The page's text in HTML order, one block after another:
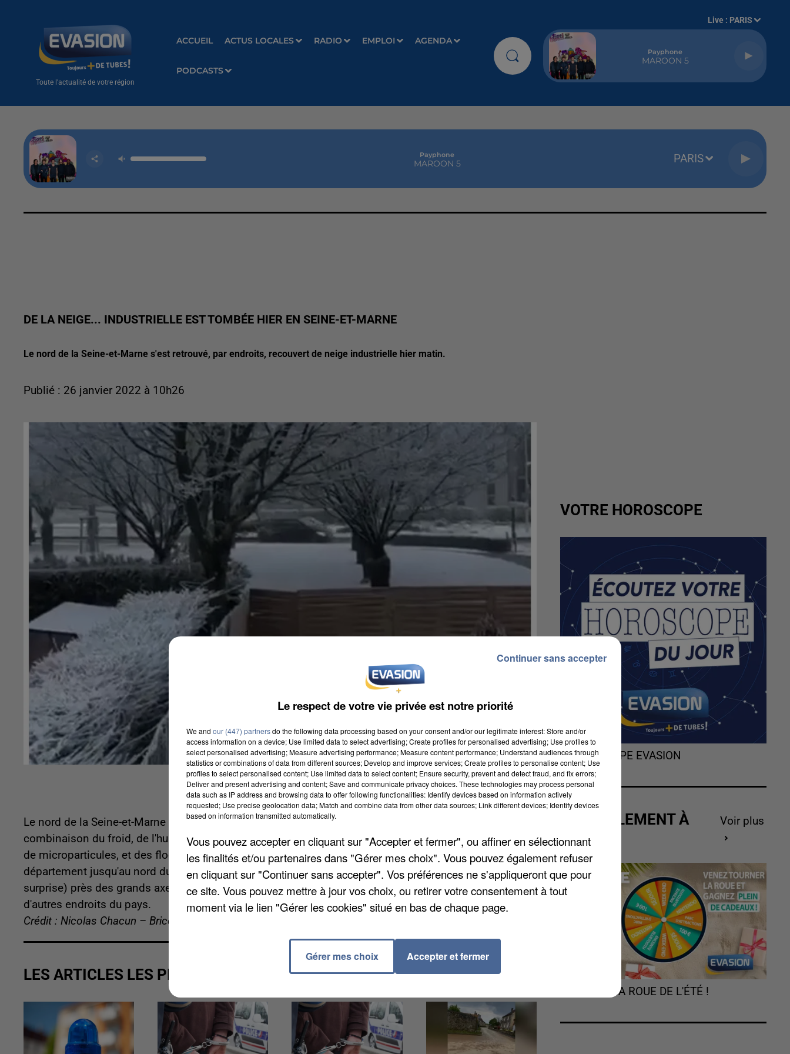
Toute l'actualité de votre région
ACCUEIL ACTUS LOCALES RADIO EMPLOI AGENDA
PODCASTS
Live : PARIS
Payphone
MAROON 5
Payphone
MAROON 5 PARIS
DE LA NEIGE... INDUSTRIELLE EST TOMBÉE HIER EN SEINE-ET-MARNE
Le nord de la Seine-et-Marne s'est retrouvé, par endroits, recouvert de neige industrielle hier matin.
Publié : 26 janvier 2022 à 10h26
Le nord de la Seine-et-Marne s'est retrouvé, par endroits, recouvert de neige industrielle hier matin. Une
combinaison du froid, de l'humidité mais aussi de la pollution. En fait, les cristaux se forment autour
de microparticules, et des flocons se mettent à tomber. Le phénomène a été constaté su sud du
département jusqu'au nord du département voisin de l'Oise en fait. Plus particulièrement (et sans
surprise) près des grands axes routiers et des zones industrielles ou logistiques. Ce fut le cas aussi à
d'autres endroits du pays.
Crédit : Nicolas Chacun – Brice Charrier
LES ARTICLES LES PLUS VUS
VOTRE HOROSCOPE
L'HOROSCOPE EVASION
ACTUELLEMENT À
GAGNER
Voir plus
TOURNEZ LA ROUE DE L'ÉTÉ !
Le respect de votre vie privée est notre priorité
We and our (447) partnersdo the following data processing based on your consent and/or our legitimate interest: Store and/or
access information on a device; Use limited data to select advertising; Create profiles for personalised advertising; Use profiles to
select personalised advertising; Measure advertising performance; Measure content performance; Understand audiences through
statistics or combinations of data from different sources; Develop and improve services; Create profiles to personalise content; Use
profiles to select personalised content; Use limited data to select content; Ensure security, prevent and detect fraud, and fix errors;
Deliver and present advertising and content; Save and communicate privacy choices. These technologies may process personal
data such as IP address and browsing data to offer following functionalities: Identify devices based on information actively
requested; Use precise geolocation data; Match and combine data from other data sources; Link different devices; Identify devices
based on information transmitted automatically.
Vous pouvez accepter en cliquant sur "Accepter et fermer", ou affiner en sélectionnant
les finalités et/ou partenaires dans "Gérer mes choix". Vous pouvez également refuser
en cliquant sur "Continuer sans accepter". Vos préférences ne s'appliqueront que pour
ce site. Vous pouvez mettre à jour vos choix, ou retirer votre consentement à tout
moment via le lien "Gérer les cookies" situé en bas de chaque page.
Gérer mes choix Accepter et fermer
Continuer sans accepter